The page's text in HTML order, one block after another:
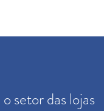
o setordas lojas